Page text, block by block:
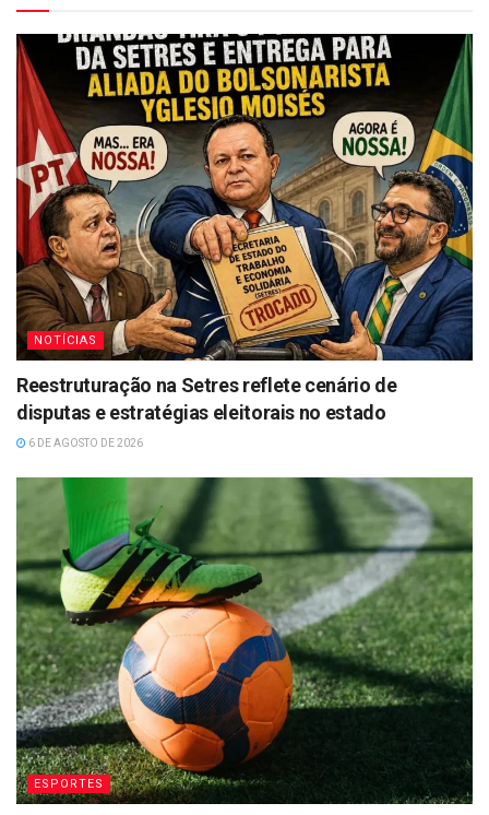
NOTÍCIAS
Reestruturação na Setres reflete cenário de
disputas e estratégias eleitorais no estado
6 DE AGOSTO DE 2026
ESPORTES